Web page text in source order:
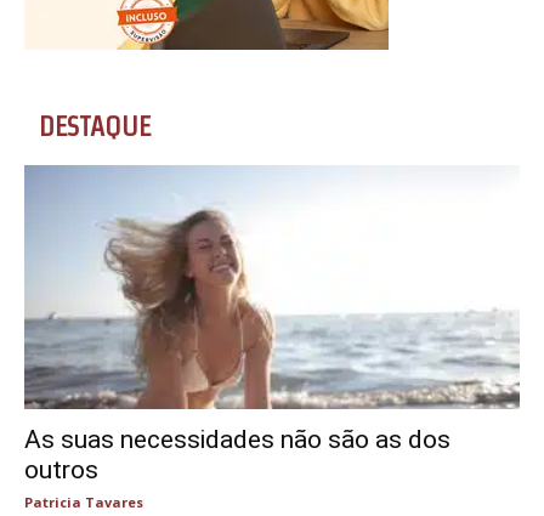
DESTAQUE
As suas necessidades não são as dos
outros
Patricia Tavares